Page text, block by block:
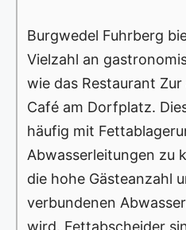
Burgwedel Fuhrberg
Vielzahl an
wie das Restaurant
Café am Dorfplatz.
häufig mit
Abwasserleitungen zu
die hohe Gästeanzahl
verbundenen